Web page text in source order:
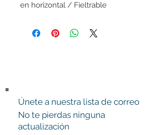
en horizontal / Fieltrable
Únete a nuestra lista de correo
No te pierdas ninguna
actualización